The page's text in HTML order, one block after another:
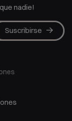
nadie!
Suscribirse